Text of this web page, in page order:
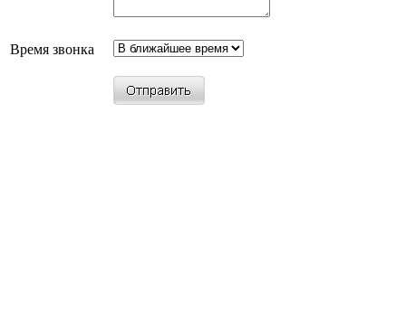
Время звонка